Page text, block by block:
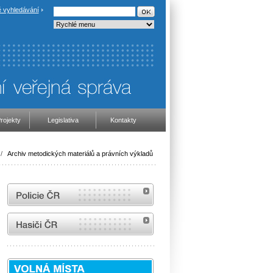
vyhledávání
Legislativa Kontakty
/ Archiv metodických materiálů a právních výkladů
internetové stránky Policie ČR
internetové stránky Hasiči ČR